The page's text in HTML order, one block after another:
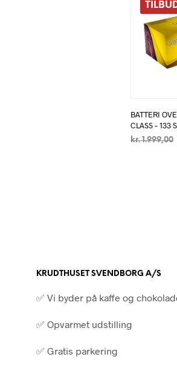
BATTERI
CLASS – 133
kr.1.999,00
KRUDTHUSET SVENDBORG A/S
✅ Vi byder på kaffe og
✅ Opvarmet udstilling
✅ Gratis parkering